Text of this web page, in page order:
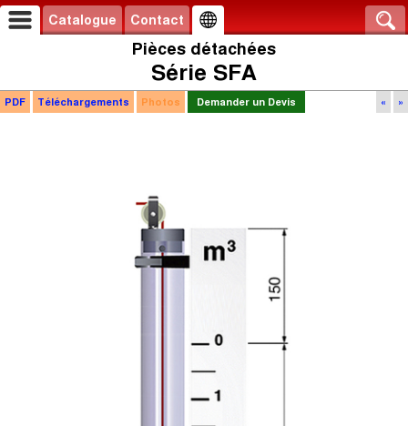
Catalogue Contact
Pièces détachées
Série SFA
« »
PDF Téléchargements Photos Demander un Devis